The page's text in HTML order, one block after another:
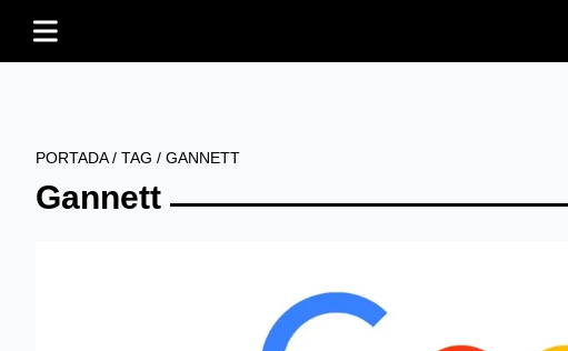
PORTADA/ TAG / GANNETT
Gannett